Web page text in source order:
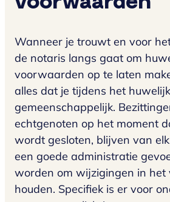
Wanneer je trouwt en voor
de notaris langs gaat om
voorwaarden op te laten
alles dat je tijdens het
gemeenschappelijk.
echtgenoten op het moment
wordt gesloten, blijven van
een goede administratie
worden om wijzigingen in het
houden. Specifiek is er voor